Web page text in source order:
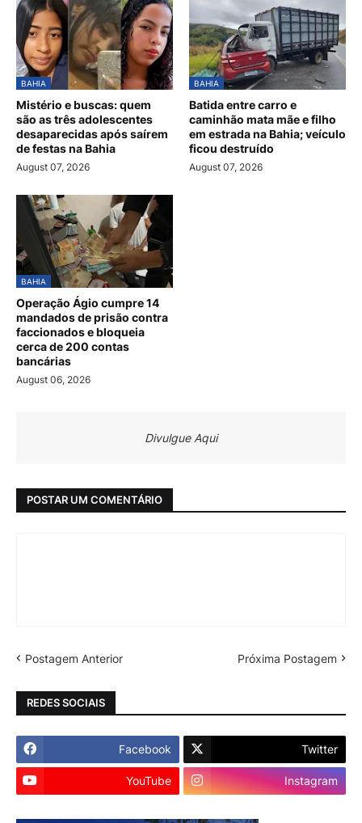
BAHIA
Mistério e buscas: quem
são as três adolescentes
desaparecidas após saírem
de festas na Bahia
August 07, 2026
BAHIA
Batida entre carro e
caminhão mata mãe e filho
em estrada na Bahia; veículo
ficou destruído
August 07, 2026
BAHIA
Operação Ágio cumpre 14
mandados de prisão contra
faccionados e bloqueia
cerca de 200 contas
bancárias
August 06, 2026
Divulgue Aqui
POSTAR UM COMENTÁRIO
Postagem Anterior Próxima Postagem
REDES SOCIAIS
Facebook Twitter
YouTube Instagram